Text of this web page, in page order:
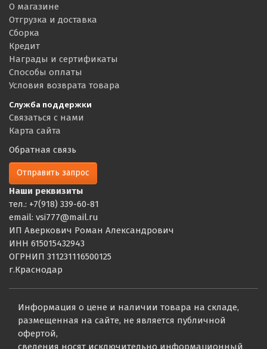
О магазине
Отгрузка и доставка
Сборка
Кредит
Награды и сертификаты
Способы оплаты
Условия возврата товара
Служба поддержки
Связаться с нами
Карта сайта
Обратная связь
Отправить запрос
Наши реквизиты
тел.: +7(918) 339-60-81
email: vsi777@mail.ru
ИП Аверкович Роман Александрович
ИНН 615015432943
ОГРНИП 311231116500125
г.Краснодар
Информация о цене и наличии товара на складе,
размещенная на сайте, не является публичной
офертой,
сведения носят исключительно информационный